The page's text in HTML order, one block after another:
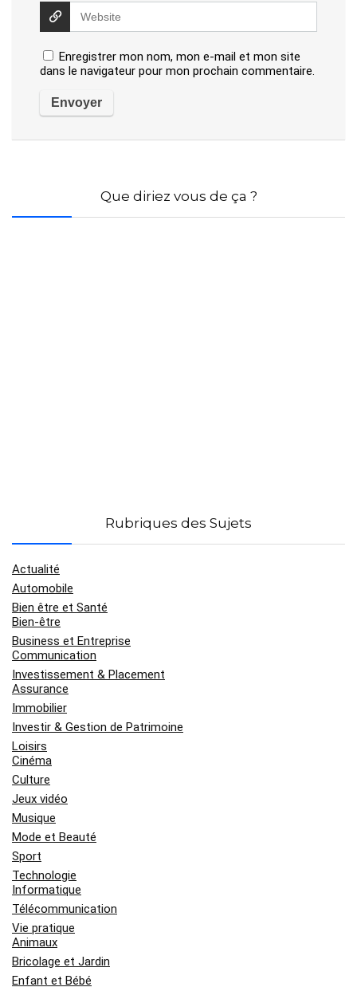
Enregistrer mon nom, mon e-mail et mon site
dans le navigateur pour mon prochain commentaire.
Que diriez vous de ça ?
Rubriques des Sujets
Actualité
Automobile
Bien être et Santé
Bien-être
Business et Entreprise
Communication
Investissement & Placement
Assurance
Immobilier
Investir & Gestion de Patrimoine
Loisirs
Cinéma
Culture
Jeux vidéo
Musique
Mode et Beauté
Sport
Technologie
Informatique
Télécommunication
Vie pratique
Animaux
Bricolage et Jardin
Enfant et Bébé